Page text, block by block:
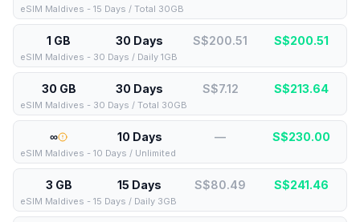
eSIM Maldives - 15 Days / Total 30GB
1 GB 30 Days S$200.51 S$200.51
eSIM Maldives - 30 Days / Daily 1GB
30 GB 30 Days S$7.12 S$213.64
eSIM Maldives - 30 Days / Total 30GB
∞ 10 Days — S$230.00
eSIM Maldives - 10 Days / Unlimited
3 GB 15 Days S$80.49 S$241.46
eSIM Maldives - 15 Days / Daily 3GB